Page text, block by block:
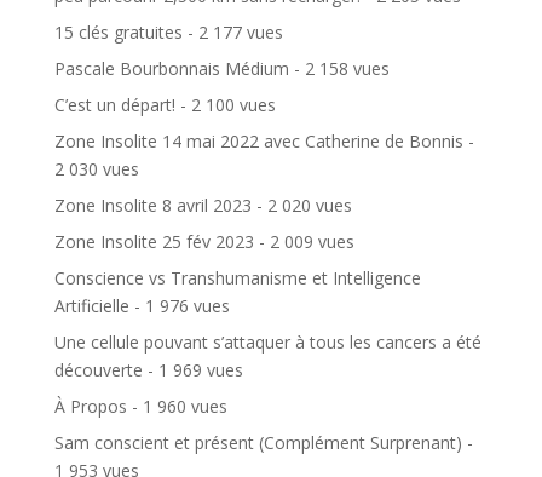
15 clés gratuites - 2 177 vues
Pascale Bourbonnais Médium - 2 158 vues
C’est un départ! - 2 100 vues
Zone Insolite 14 mai 2022 avec Catherine de Bonnis -
2 030 vues
Zone Insolite 8 avril 2023 - 2 020 vues
Zone Insolite 25 fév 2023 - 2 009 vues
Conscience vs Transhumanisme et Intelligence
Artificielle - 1 976 vues
Une cellule pouvant s’attaquer à tous les cancers a été
découverte - 1 969 vues
À Propos - 1 960 vues
Sam conscient et présent (Complément Surprenant) -
1 953 vues